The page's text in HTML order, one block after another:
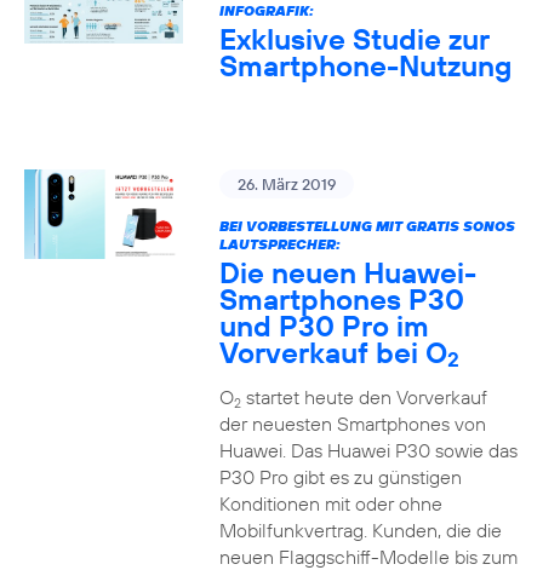
INFOGRAFIK:
Exklusive Studie zur
Smartphone-Nutzung
26. März 2019
BEI VORBESTELLUNG MIT GRATIS SONOS
LAUTSPRECHER:
Die neuen Huawei-
Smartphones P30
und P30 Pro im
Vorverkauf bei O2
O2startet heute den Vorverkauf
der neuesten Smartphones von
Huawei. Das Huawei P30 sowie das
P30 Pro gibt es zu günstigen
Konditionen mit oder ohne
Mobilfunkvertrag. Kunden, die die
neuen Flaggschiff-Modelle bis zum